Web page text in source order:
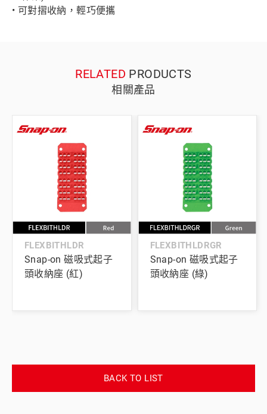
• 可對摺收納，輕巧便攜
RELATED PRODUCTS
相關產品
FLEXBITHLDR
Snap-on 磁吸式起子
頭收納座 (紅)
FLEXBITHLDRGR
Snap-on 磁吸式起子
頭收納座 (綠)
BACK TO LIST